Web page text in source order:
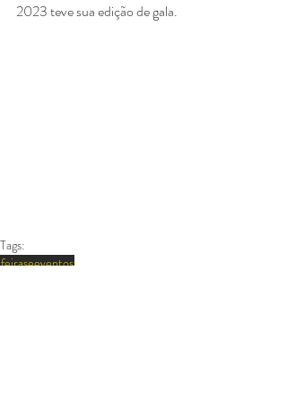
2023 teve sua edição de gala.
Tags:
feiraseeventos